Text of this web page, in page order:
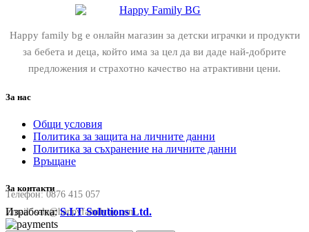
Happy family bg е онлайн магазин за детски играчки и продукти
за бебета и деца, който има за цел да ви даде най-добрите
предложения и страхотно качество на атрактивни цени.
За нас
Общи условия
Политика за защита на личните данни
Политика за съхранение на личните данни
Връщане
За контакти
Телефон:0876 415 057
Email:sale@happyfamilybg.com
Изработка:S.I.T Solutions Ltd.